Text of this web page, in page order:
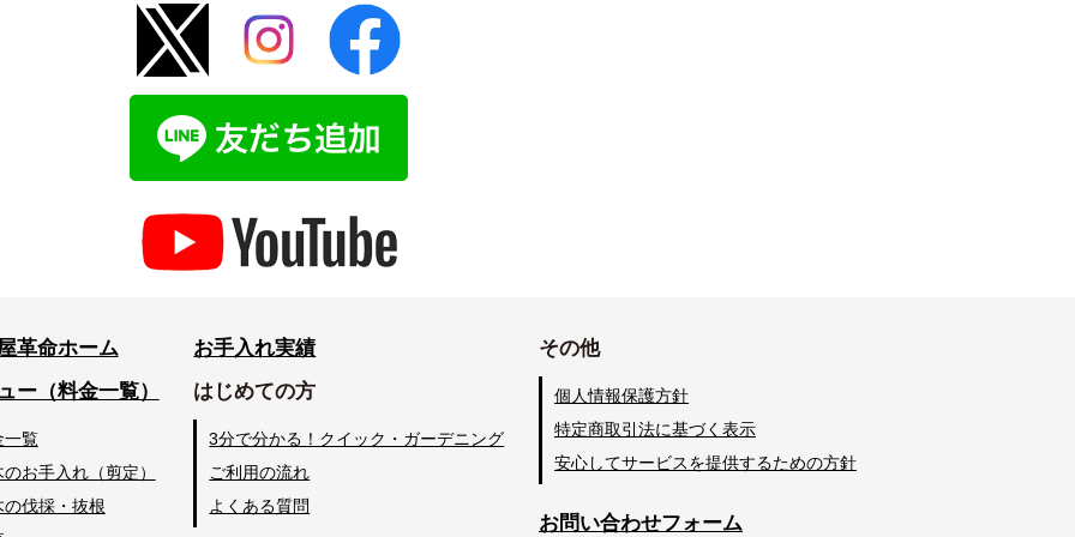
革命ホーム
ー（料金一覧）
一覧
お手入れ（剪定）
の伐採・抜根
お手入れ実績
はじめての方
3分で分かる！クイック・ガーデニング
ご利用の流れ
よくある質問
その他
個人情報保護方針
特定商取引法に基づく表示
安心してサービスを提供するための方針
お問い合わせフォーム